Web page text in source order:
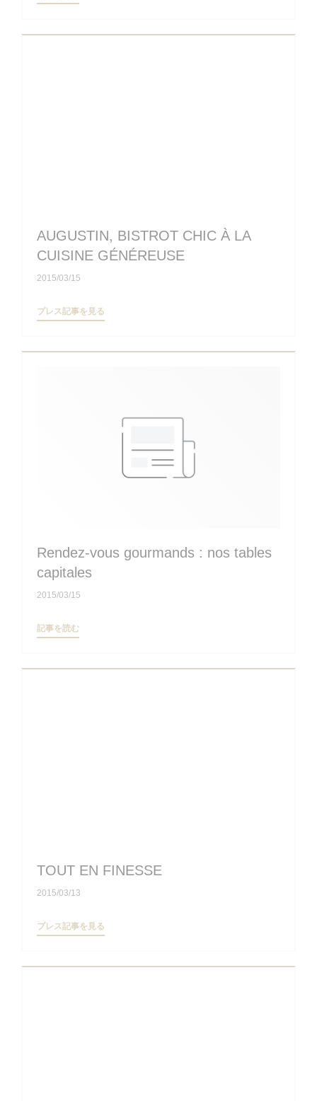
AUGUSTIN, BISTROT CHIC À LA
CUISINE GÉNÉREUSE
2015/03/15
プレス記事を見る
Rendez-vous gourmands : nos tables
capitales
2015/03/15
記事を読む((新しいウィンドウで開きます))
TOUT EN FINESSE
2015/03/13
プレス記事を見る